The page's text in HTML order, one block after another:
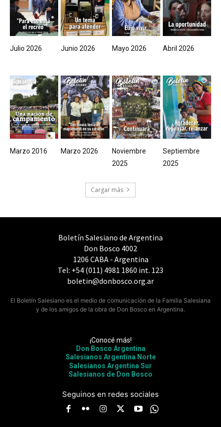
Julio 2026 Junio 2026 Mayo 2026 Abril 2026
Marzo 2016 Marzo 2026
Noviembre
2025
Septiembre
2025
Cargar más
Boletín Salesiano de Argentina
Don Bosco 4002
1206 CABA - Argentina
Tel: +54 (011) 4981 1860 int. 123
boletin@donbosco.org.ar
El Boletín Salesiano es el medio de comunicación de la Familia Salesiana
y de los amigos de la obra de Don Bosco en Argentina.
¡Conocé más!
Don Bosco Argentina
Salesianos Argentina Norte
Salesianos Argentina Sur
Salesianos de Don Bosco
Seguinos en redes sociales